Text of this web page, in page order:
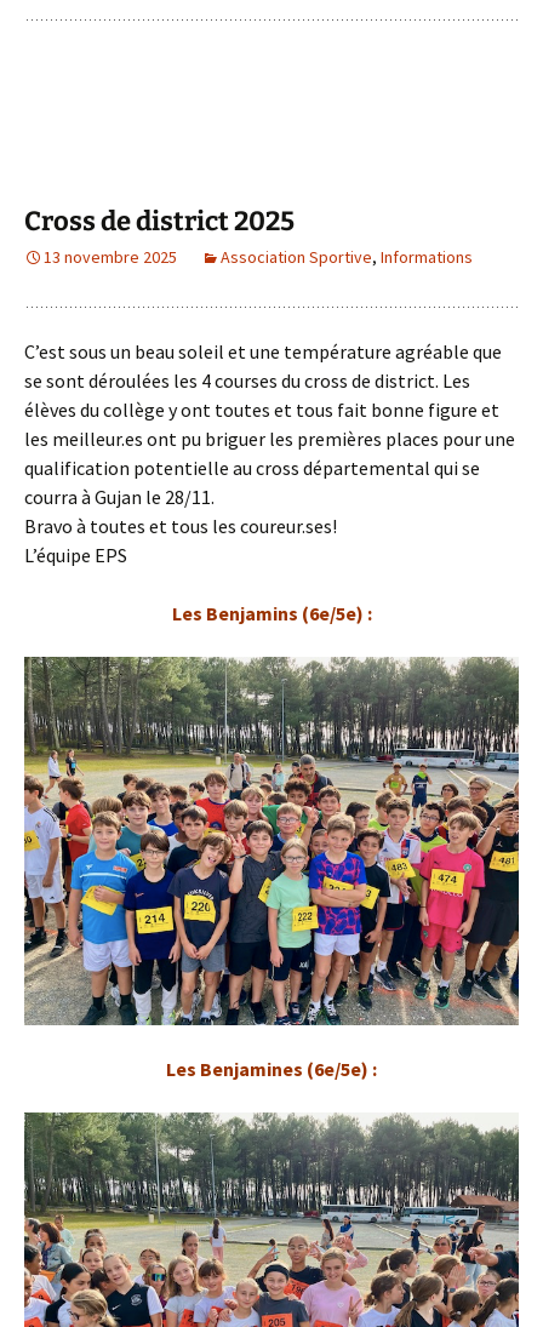
Cross de district 2025
13 novembre 2025 Association Sportive,Informations
C’est sous un beau soleil et une température agréable que
se sont déroulées les 4 courses du cross de district. Les
élèves du collège y ont toutes et tous fait bonne figure et
les meilleur.es ont pu briguer les premières places pour une
qualification potentielle au cross départemental qui se
Bravo à toutes et tous les coureur.ses!
Les Benjamins (6e/5e) :
Les Benjamines (6e/5e) :